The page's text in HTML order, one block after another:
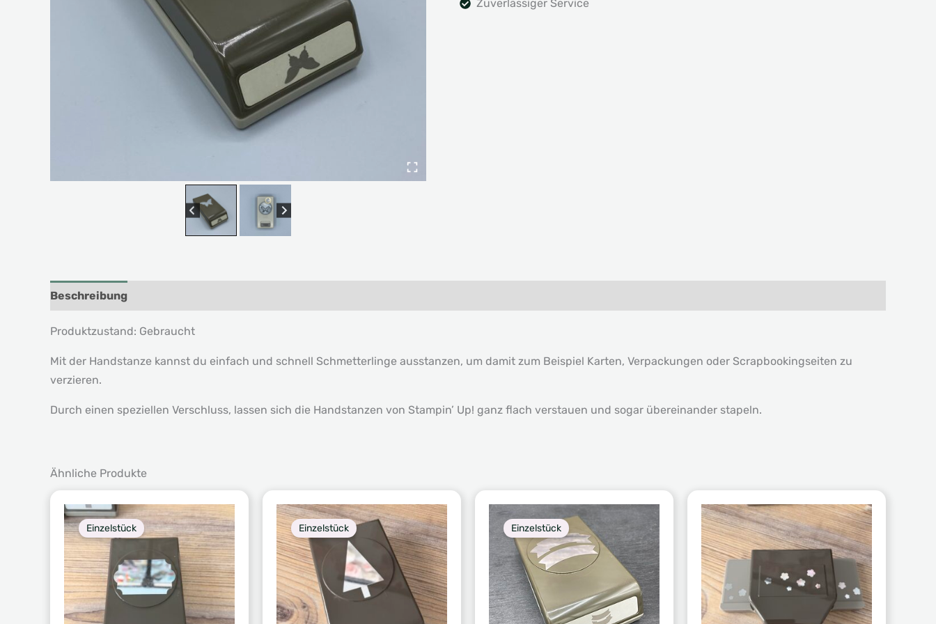
Zuverlässiger Service
Beschreibung
Produktzustand: Gebraucht
Mit der Handstanze kannst du einfach und schnell Schmetterlinge ausstanzen, um damit zum Beispiel Karten, Verpackungen oder Scrapbookingseiten zu
verzieren.
Durch einen speziellen Verschluss, lassen sich die Handstanzen von Stampin’ Up! ganz flach verstauen und sogar übereinander stapeln.
Ähnliche Produkte
Einzelstück Einzelstück Einzelstück